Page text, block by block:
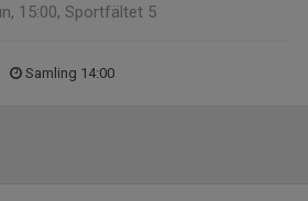
15:00, Sportfältet 5
Samling 14:00